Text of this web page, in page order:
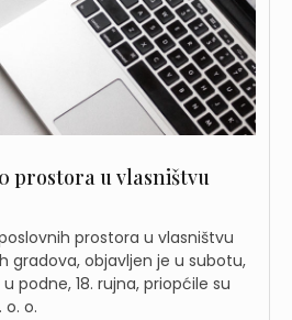
prostora u vlasništvu
prostora u vlasništvu
gradova, objavljen je u subotu,
podne, 18. rujna, priopćile su
o.